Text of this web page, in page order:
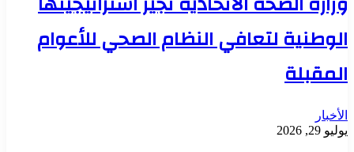
الوطنية لتعافي النظام الصحي للأعوام
المقبلة
الأخبار
يوليو 29, 2026